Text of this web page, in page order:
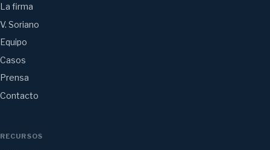
La firma
V. Soriano
Equipo
Casos
Prensa
Contacto
RECURSOS